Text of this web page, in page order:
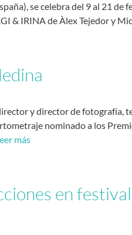
se celebra del 9 al 21
& IRINA de Àlex Tejedor y
y director de fotografía,
nominado a los
más
en